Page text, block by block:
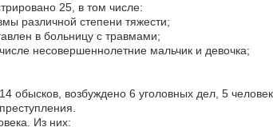
25, в том числе:
различной степени тяжести;
в больницу с травмами;
несовершеннолетние мальчик и девочка;
обысков, возбуждено 6 уголовных дел, 5
Из них: